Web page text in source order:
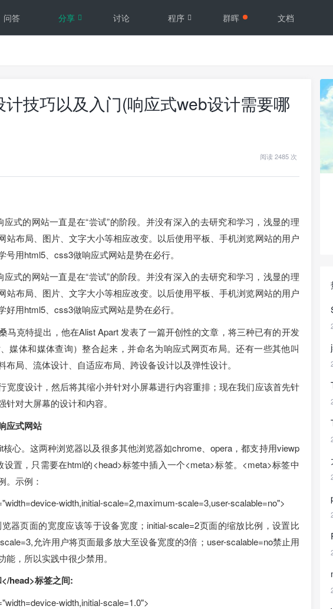
问答 分享 讨论 程序 群晖 文档
技巧以及入门(响应式web设计需要哪
阅读 2485 次
式的网站一直是在“尝试”的阶段。并没有深入的去研究和学习，浅显的理
站布局、图片、文字大小等相应改变。以后使用平板、手机浏览网站的用户
用html5、css3做响应式网站是势在必行。
式的网站一直是在“尝试”的阶段。并没有深入的去研究和学习，浅显的理
站布局、图片、文字大小等相应改变。以后使用平板、手机浏览网站的用户
用html5、css3做响应式网站是势在必行。
马克特提出，他在Alist Apart 发表了一篇开创性的文章，将三种已有的开发
媒体和媒体查询）整合起来，并命名为响应式网页布局。还有一些其他叫
局、流体设计、自适应布局、跨设备设计以及弹性设计。
宽度设计，然后将其缩小并针对小屏幕进行内容重排；现在我们应该首先针
对大屏幕的设计和内容。
应式网站
心。这两种浏览器以及很多其他浏览器如chrome、opera，都支持用viewp
置，只需要在html的<head>标签中插入一个<meta>标签。<meta>标签中
。示例：
width,initial-scale=2,maximum-scale=3,user-scalable=no">
器页面的宽度应该等于设备宽度；initial-scale=2页面的缩放比例，设置比
允许用户将页面最多放大至设备宽度的3倍；user-scalable=no禁止用
，所以实践中很少禁用。
head>标签之间:
width,initial-scale=1.0">